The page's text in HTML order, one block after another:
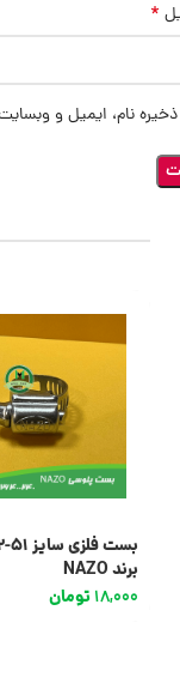
*
ذخیره نام، ایمیل و
برند NAZO
18,000تومان